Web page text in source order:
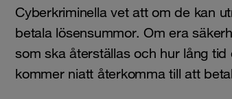
Cyberkriminella vet att om de kan
betala lösensummor. Om era
som ska återställas och hur lång
kommer niatt återkomma till att